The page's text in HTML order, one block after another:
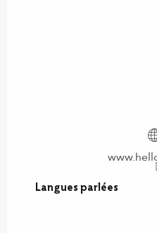
Langues parlées
Langues parlées